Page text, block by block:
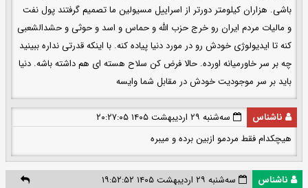
باشی. هزاران کیلومتر دورتر از اسراییل مسیولین ما تصمیم گرفتند پول نفت
و مالیات مردم ایران رو خرج حزب الله و حماس و اسد و حوثی و حشدالشعبی
کنه تا ایدیولوژی خودش رو در مورد دنیا پیاده کنه. با اینکه قدرتی نداره ببینید
چه بر سر خاورمیانه اورده. حالا فرض کن سلاح هسته ای هم داشته باشه. دنیا
باید بر سر موجودیت خودش در مقابل شما وایسه
ناشناس
سه‌شنبه ۲۹ اردیبهشت ۱۴۰۵ ۲۰:۲۷:۰۵
هیچکدام فقط مردمو ازبین برده و میبره
ناشناس
سه‌شنبه ۲۹ اردیبهشت ۱۴۰۵ ۱۹:۵۲:۵۲